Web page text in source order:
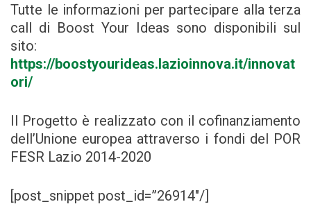
Tutte le informazioni per partecipare alla terza
call di Boost Your Ideas sono disponibili sul
sito:
https://boostyourideas.lazioinnova.it/innovat
ori/
Il Progetto è realizzato con il cofinanziamento
dell’Unione europea attraverso i fondi del POR
FESR Lazio 2014-2020
[post_snippet post_id=”26914″/]